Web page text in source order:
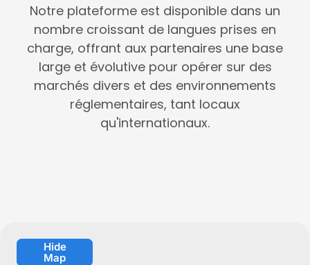
Notre plateforme est disponible dans un
nombre croissant de langues prises en
charge, offrant aux partenaires une base
large et évolutive pour opérer sur des
marchés divers et des environnements
réglementaires, tant locaux
qu'internationaux.
Hide
Map